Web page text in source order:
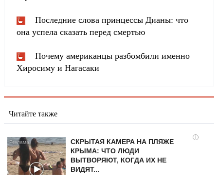
Последние слова принцессы Дианы: что
она успела сказать перед смертью
Почему американцы разбомбили именно
Хиросиму и Нагасаки
Читайте также
i
СКРЫТАЯ КАМЕРА НА ПЛЯЖЕ
КРЫМА: ЧТО ЛЮДИ
ВЫТВОРЯЮТ, КОГДА ИХ НЕ
ВИДЯТ...